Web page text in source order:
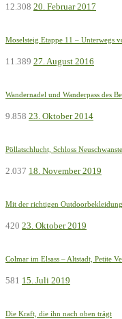
12.308 20. Februar 2017
Moselsteig Etappe 11 – Unterwegs
11.389 27. August 2016
Wandernadel und Wanderpass des
9.858 23. Oktober 2014
Pöllatschlucht, Schloss
2.037 18. November 2019
Mit der richtigen
420 23. Oktober 2019
Colmar im Elsass – Altstadt, Petite
581 15. Juli 2019
Die Kraft, die ihn nach oben trägt